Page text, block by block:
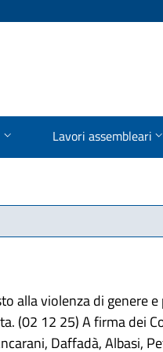
Lavori assembleari
alla violenza di genere e
(02 12 25) A firma dei
Daffadà, Albasi,